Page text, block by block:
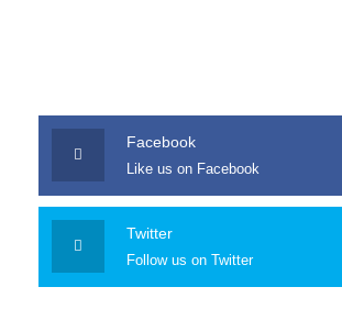
Facebook
Like us on Facebook
Twitter
Follow us on Twitter